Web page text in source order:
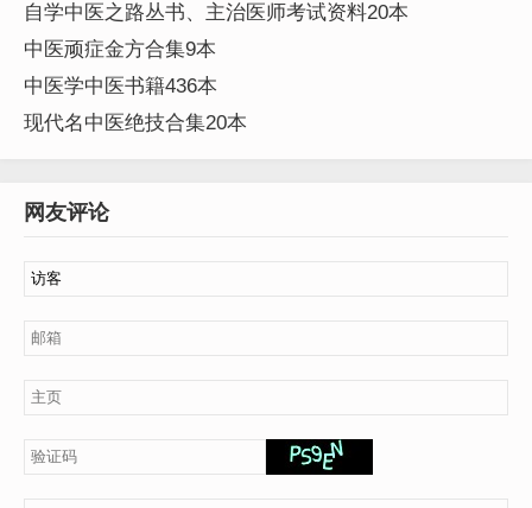
自学中医之路丛书、主治医师考试资料20本
中医顽症金方合集9本
中医学中医书籍436本
现代名中医绝技合集20本
网友评论